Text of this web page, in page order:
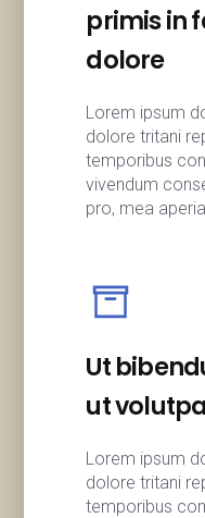
primis in
dolore
Lorem ipsum
dolore tritani
temporibus
vivendum
pro, mea
Ut
ut
Lorem ipsum
dolore tritani
temporibus